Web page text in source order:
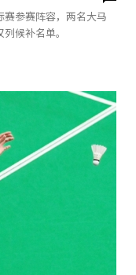
参赛阵容，两名大马
候补名单。